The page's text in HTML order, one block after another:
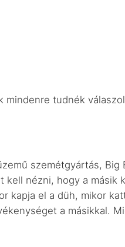
mindenre tudnék
szemétgyártás, Big
nézni, hogy a másik
kapja el a düh, mikor
a másikkal.